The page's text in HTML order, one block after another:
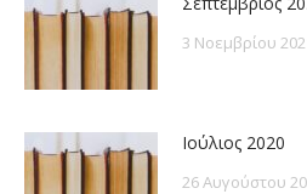
3 Νοεμβρίου
Ιούλιος 2020
26 Αυγούστου